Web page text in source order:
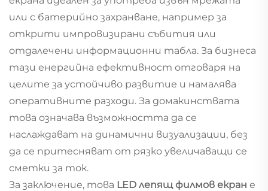
или с батерийно захранване, например за
открити импровизирани събития или
отдалечени информационни табла. За бизнеса
тази енергийна ефективност отговаря на
целите за устойчиво развитие и намалява
оперативните разходи. За домакинствата
това означава възможността да се
наслаждават на динамични визуализации, без
да се притесняват от рязко увеличаващи се
сметки за ток.
За заключение, това LED лепящ филмов екран е